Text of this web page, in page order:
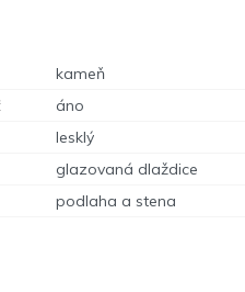
kameň
áno
lesklý
glazovaná dlaždice
podlaha a stena